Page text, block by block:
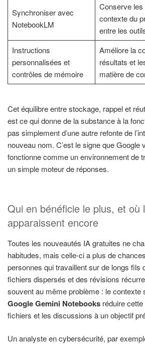
Synchroniser avec
NotebookLM
Conserve
contexte du
entre les
Instructions
personnalisées et
contrôles de mémoire
Améliore la
résultats et
matière de
Cet équilibre entre stockage, rappel et
est ce qui donne de la substance à la
pas simplement d’une autre refonte de
nouveau nom. C’est le signe que Google
fonctionne comme un environnement de
un simple moteur de réponses.
Qui en bénéficie le plus, et où
apparaissent encore
Toutes les nouveautés IA gratuites ne
habitudes, mais celle-ci a plus de
personnes qui travaillent sur de longs fils
fichiers dispersés et des révisions
souvent au même problème : le contexte
Google Gemini Notebooks réduire
fichiers et les discussions à un objectif
Un analyste en cybersécurité, par